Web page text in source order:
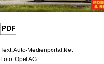
Text: Auto-Medienportal.Net
Foto: Opel AG